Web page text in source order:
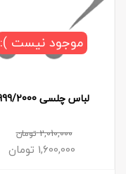
لباس چلسی 1999/2000
2,010,000تومان
1,600,000 تومان
موجود نیست ):